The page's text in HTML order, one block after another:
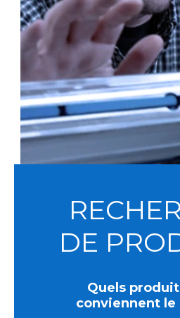
DE
Quels
conviennent le